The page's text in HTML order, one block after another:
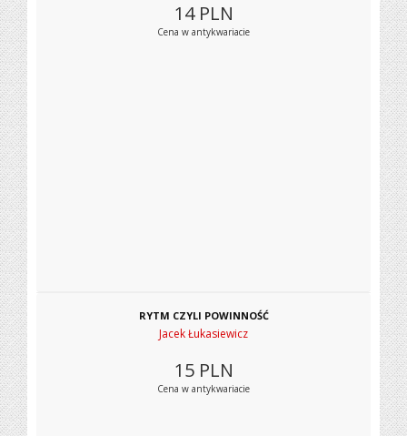
14 PLN
Cena w antykwariacie
RYTM CZYLI POWINNOŚĆ
Jacek Łukasiewicz
15 PLN
Cena w antykwariacie